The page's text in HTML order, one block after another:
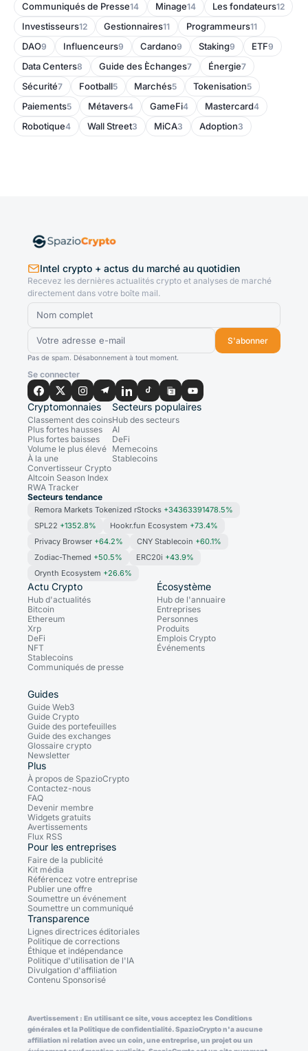
Communiqués de Presse14 Minage14 Les fondateurs12
Investisseurs12 Gestionnaires11 Programmeurs11
DAO9 Influenceurs9 Cardano9 Staking9 ETF9
Data Centers8 Guide des Èchanges7 Énergie7
Sécurité7 Football5 Marchés5 Tokenisation5
Paiements5 Métavers4 GameFi4 Mastercard4
Robotique4 Wall Street3 MiCA3 Adoption3
Intel crypto + actus du marché au quotidien
Recevez les dernières actualités crypto et analyses de marché
directement dans votre boîte mail.
S'abonner
Pas de spam. Désabonnement à tout moment.
Se connecter
Cryptomonnaies
Classement des coins
Plus fortes hausses
Plus fortes baisses
Volume le plus élevé
À la une
Convertisseur Crypto
Altcoin Season Index
RWA Tracker
Secteurs populaires
Hub des secteurs
AI
DeFi
Memecoins
Stablecoins
Secteurs tendance
Remora Markets Tokenized rStocks +34363391478.5%
SPL22 +1352.8% Hookr.fun Ecosystem +73.4%
Privacy Browser +64.2% CNY Stablecoin +60.1%
Zodiac-Themed +50.5% ERC20i +43.9%
Orynth Ecosystem +26.6%
Actu Crypto
Hub d'actualités
Bitcoin
Ethereum
Xrp
DeFi
NFT
Stablecoins
Communiqués de presse
Écosystème
Hub de l'annuaire
Entreprises
Personnes
Produits
Emplois Crypto
Événements
Guides
Guide Web3
Guide Crypto
Guide des portefeuilles
Guide des exchanges
Glossaire crypto
Newsletter
Plus
À propos de SpazioCrypto
Contactez-nous
FAQ
Devenir membre
Widgets gratuits
Avertissements
Flux RSS
Pour les entreprises
Faire de la publicité
Kit média
Référencez votre entreprise
Publier une offre
Soumettre un événement
Soumettre un communiqué
Transparence
Lignes directrices éditoriales
Politique de corrections
Éthique et indépendance
Politique d'utilisation de l'IA
Divulgation d'affiliation
Contenu Sponsorisé
Avertissement : En utilisant ce site, vous acceptez les Conditions
générales et la Politique de confidentialité. SpazioCrypto n'a aucune
affiliation ni relation avec un coin, une entreprise, un projet ou un